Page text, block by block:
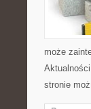
może
stronie